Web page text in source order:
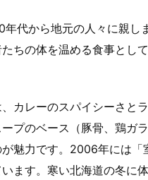
代から地元の人々に親
ちの体を温める食事とし
カレーのスパイシーさと
プのベース（豚骨、鶏ガ
魅力です。2006年には
ます。寒い北海道の冬に